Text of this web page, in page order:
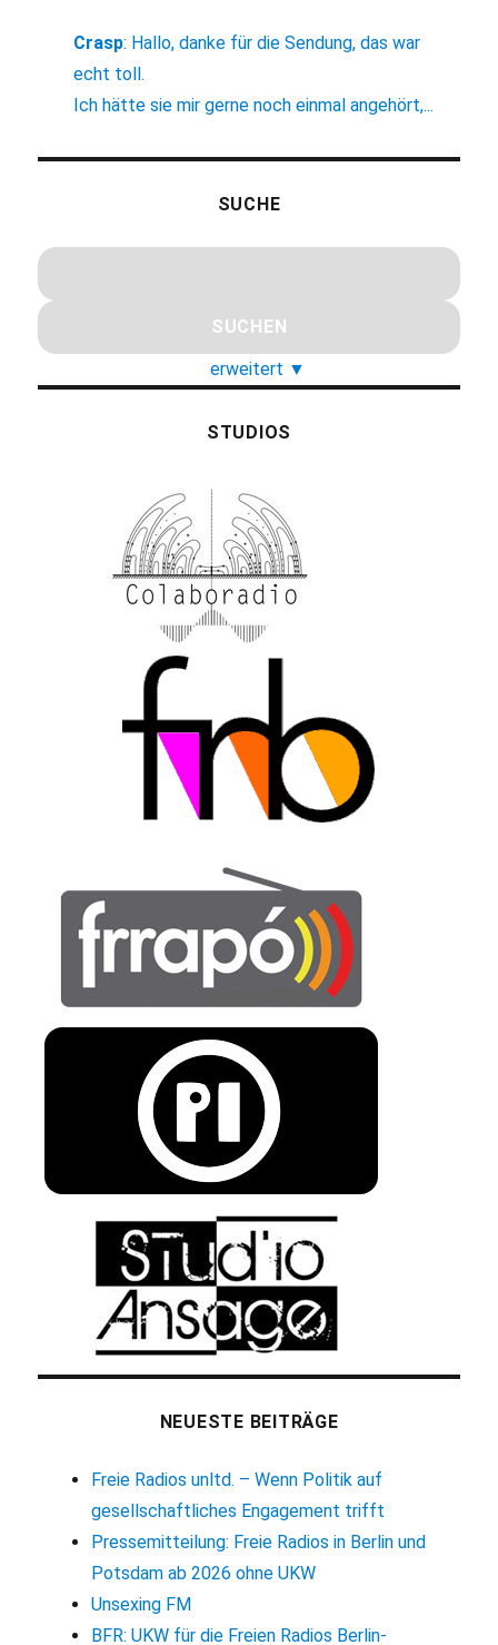
Crasp: Hallo, danke für die Sendung, das war
echt toll.
Ich hätte sie mir gerne noch einmal angehört,...
SUCHE
erweitert ▼
STUDIOS
NEUESTE BEITRÄGE
Freie Radios unltd. – Wenn Politik auf
gesellschaftliches Engagement trifft
Pressemitteilung: Freie Radios in Berlin und
Potsdam ab 2026 ohne UKW
Unsexing FM
BFR: UKW für die Freien Radios Berlin-